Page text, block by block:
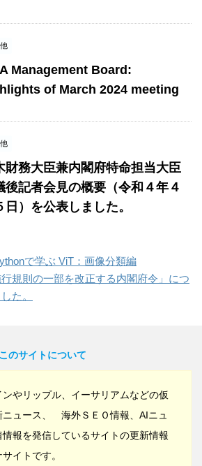
Management Board:
of March 2024 meeting
財務大臣兼内閣府特命担当大臣
後記者会見の概要（令和４年４
日）を公表しました。
で学ぶ ViT：画像分類編
行規則の一部を改正する内閣府令」につ
た。
このサイトについて
やリップル、イーサリアムなどの仮
ニュース、 海外ＳＥＯ情報、AIニュ
報を発信しているサイトの更新情報
イトです。